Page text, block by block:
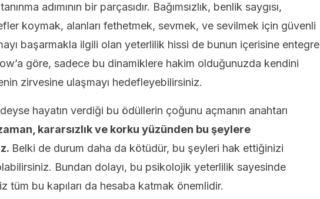
tanınma adımının bir parçasıdır. Bağımsızlık, benlik saygısı,
koymak, alanları fethetmek, sevmek, ve sevilmek için güvenli
başarmakla ilgili olan yeterlilik hissi de bunun içerisine entegre
göre, sadece bu dinamiklere hakim olduğunuzda kendini
zirvesine ulaşmayı hedefleyebilirsiniz.
hayatın verdiği bu ödüllerin çoğunu açmanın anahtarı
kararsızlık ve korku yüzünden bu şeylere
Belki de durum daha da kötüdür, bu şeyleri hak ettiğinizi
Bundan dolayı, bu psikolojik yeterlilik sayesinde
tüm bu kapıları da hesaba katmak önemlidir.